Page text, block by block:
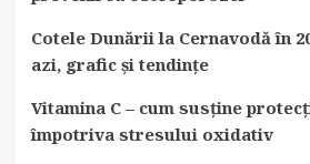
Cotele Dunării la Cernavodă în
azi, grafic și tendințe
Vitamina C – cum susține
împotriva stresului oxidativ